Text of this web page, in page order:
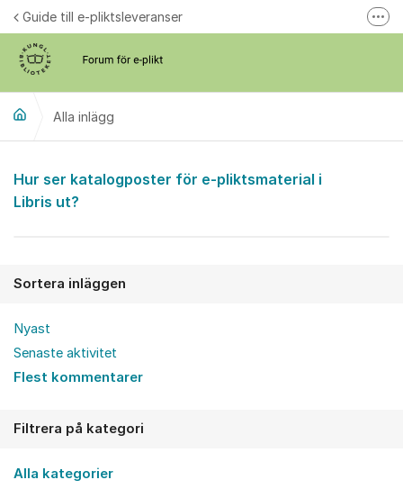
Hoppa till innehåll
Guide till e-pliktsleveranser
Alla inlägg
Alla inlägg
Hur ser katalogposter för e-pliktsmaterial i
Libris ut?
Sortera inläggen
Nyast
Senaste aktivitet
Flest kommentarer
Filtrera på kategori
Alla kategorier